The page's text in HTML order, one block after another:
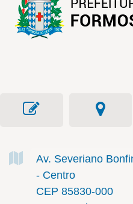
Av. Severiano
- Centro
CEP 85830-000